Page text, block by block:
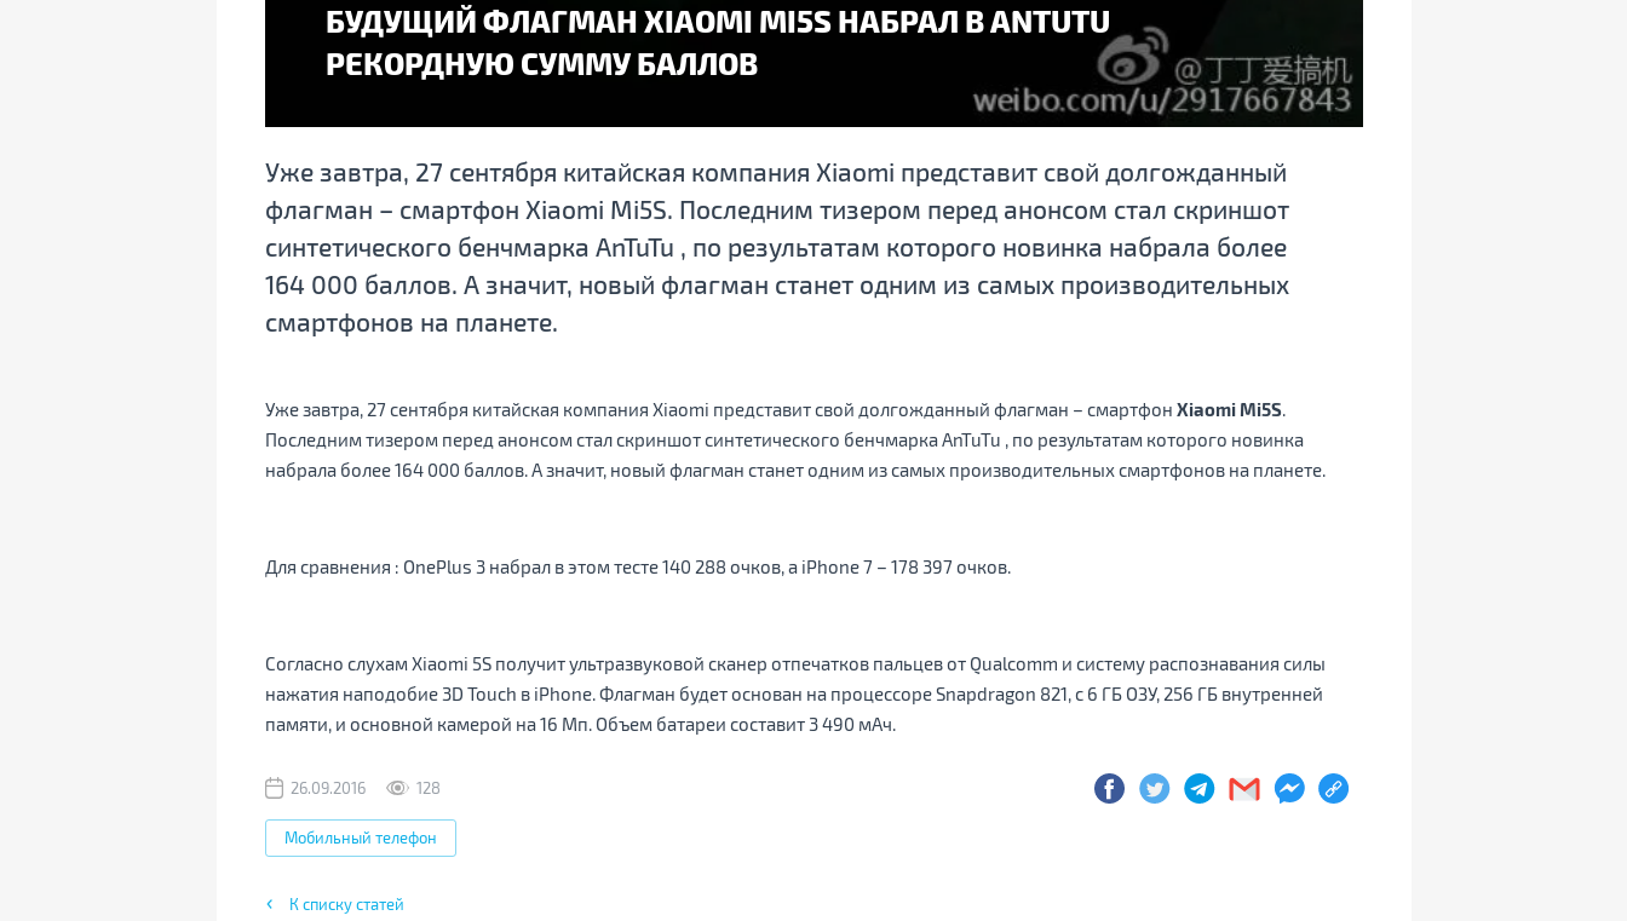
БУДУЩИЙ ФЛАГМАН XIAOMI MI5S НАБРАЛ В ANTUTU
РЕКОРДНУЮ СУММУ БАЛЛОВ
Уже завтра, 27 сентября китайская компания Xiaomi представит свой долгожданный
флагман – смартфон Xiaomi Mi5S. Последним тизером перед анонсом стал скриншот
синтетического бенчмарка AnTuTu , по результатам которого новинка набрала более
164 000 баллов. А значит, новый флагман станет одним из самых производительных
смартфонов на планете.
Уже завтра, 27 сентября китайская компания Xiaomi представит свой долгожданный флагман – смартфон Xiaomi Mi5S.
Последним тизером перед анонсом стал скриншот синтетического бенчмарка AnTuTu , по результатам которого новинка
набрала более 164 000 баллов. А значит, новый флагман станет одним из самых производительных смартфонов на планете.
Для сравнения : OnePlus 3 набрал в этом тесте 140 288 очков, а iPhone 7 – 178 397 очков.
Согласно слухам Xiaomi 5S получит ультразвуковой сканер отпечатков пальцев от Qualcomm и систему распознавания силы
нажатия наподобие 3D Touch в iPhone. Флагман будет основан на процессоре Snapdragon 821, с 6 ГБ ОЗУ, 256 ГБ внутренней
памяти, и основной камерой на 16 Мп. Объем батареи составит 3 490 мАч.
26.09.2016 128
Мобильный телефон
К списку статей